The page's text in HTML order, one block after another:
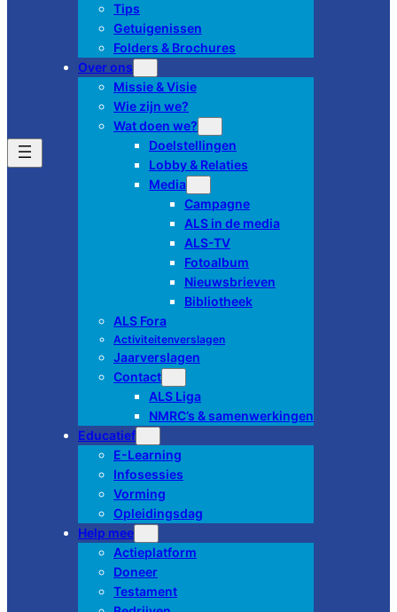
Tips
Getuigenissen
Folders & Brochures
Over ons
Missie & Visie
Wie zijn we?
Wat doen we?
Doelstellingen
Lobby & Relaties
Media
Campagne
ALS in de media
ALS-TV
Fotoalbum
Nieuwsbrieven
Bibliotheek
ALS Fora
Activiteitenverslagen
Jaarverslagen
Contact
ALS Liga
NMRC’s & samenwerkingen
Educatief
E-Learning
Infosessies
Vorming
Opleidingsdag
Help mee
Actieplatform
Doneer
Testament